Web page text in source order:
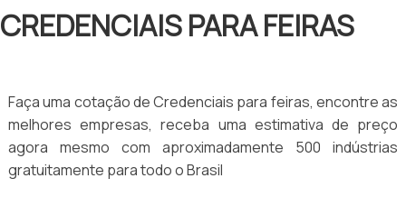
CREDENCIAIS PARA FEIRAS
Faça uma cotação de Credenciais para feiras, encontre as
melhores empresas, receba uma estimativa de preço
agora mesmo com aproximadamente 500 indústrias
gratuitamente para todo o Brasil